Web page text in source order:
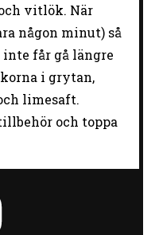
vitlök. När
någon minut) så
får gå längre
i grytan,
limesaft.
och toppa